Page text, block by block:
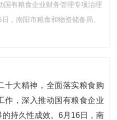
国有粮食企业财务管理专项治理
，南阳市粮食和物资储备局、
十大精神，全面落实粮食购
作，深入推动国有粮食企业
持久性成效。6月16日，南